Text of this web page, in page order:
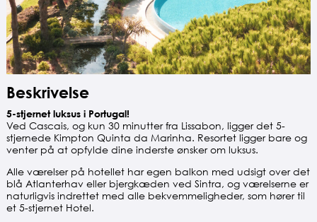
Beskrivelse
5-stjernet luksus i Portugal!
Ved Cascais, og kun 30 minutter fra Lissabon, ligger det 5-
stjernede Kimpton Quinta da Marinha. Resortet ligger bare og
venter på at opfylde dine inderste ønsker om luksus.
Alle værelser på hotellet har egen balkon med udsigt over det
blå Atlanterhav eller bjergkæden ved Sintra, og værelserne er
naturligvis indrettet med alle bekvemmeligheder, som hører til
et 5-stjernet Hotel.